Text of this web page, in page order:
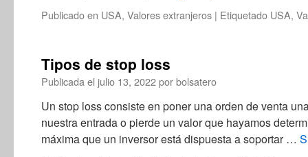
Publicado en USA, Valores extranjeros | Etiquetado USA,
Tipos de stop loss
Publicada el julio 13, 2022porbolsatero
Un stop loss consiste en poner una orden de venta
nuestra entrada o pierde un valor que hayamos
máxima que un inversor está dispuesta a soportar …